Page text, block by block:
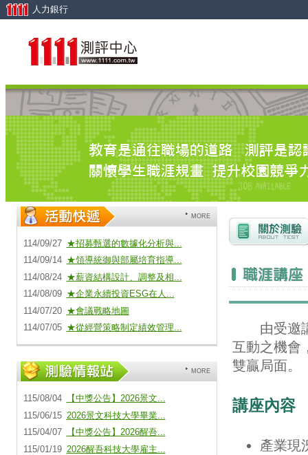
MORE
114/09/27 ★招募甄選的數據化分析與...
114/09/14 ★領導統御與部屬培育指導...
114/08/24 ★薪資結構設計、調整及相...
114/08/09 ★企業永續投資ESG在人...
114/07/20 ★會議戰略地圖
114/07/05 ★從經營策略制定績效管理...
MORE
115/08/04
【中獎公告】2026景文...
115/06/15 2026景文科技大學畢業...
115/04/07
【中獎公告】2026醒吾...
115/01/19 2026醒吾科技大學雇主...
由受邀講
互動之機會
雙贏局面。
講座內容
產業現
人力銀行